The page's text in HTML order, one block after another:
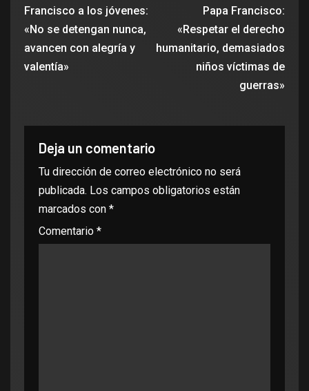
Francisco a los jóvenes:
«No se detengan nunca,
avancen con alegría y
valentía»
Papa Francisco:
«Respetar el derecho
humanitario, demasiados
niños víctimas de
guerras»
Deja un comentario
Tu dirección de correo electrónico no será
publicada. Los campos obligatorios están
marcados con *
Comentario *